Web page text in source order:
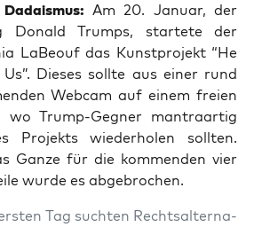
Am 20. Janu­ar, der
Donald Trumps, star­te­te der
LaBe­ouf das Kunst­pro­jekt “He
Die­ses soll­te aus einer rund
Web­cam auf einem frei­en
wo Trump-Geg­ner man­tra­ar­tig
Pro­jekts wie­der­ho­len soll­ten.
Gan­ze für die kom­men­den vier
wur­de es abgebrochen.
Tag such­ten Rechts­al­ter­na­